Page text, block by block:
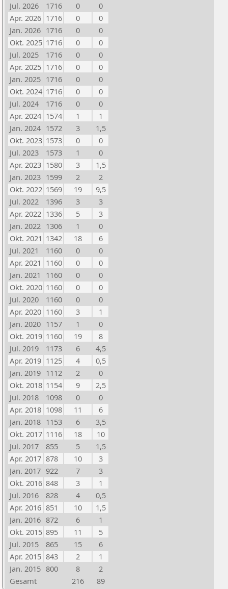
Jul. 2026
1716 0
0
Apr. 2026 1716 0
0
Jan. 2026 1716 0
0
Okt. 2025 1716 0
0
Jul. 2025
1716 0
0
Apr. 2025 1716 0
0
Jan. 2025 1716 0
0
Okt. 2024 1716 0
0
Jul. 2024
1716 0
0
Apr. 2024 1574 1
1
Jan. 2024 1572 3
1,5
Okt. 2023 1573 0
0
Jul. 2023
1573 1
0
Apr. 2023 1580 3
1,5
Jan. 2023 1599 2
2
Okt. 2022 1569 19
9,5
Jul. 2022
1396 3
3
Apr. 2022 1336 5
3
Jan. 2022 1306 1
0
Okt. 2021 1342 18
6
Jul. 2021
1160 0
0
Apr. 2021 1160 0
0
Jan. 2021
1160 0
0
Okt. 2020 1160 0
0
Jul. 2020
1160 0
0
Apr. 2020 1160 3
1
Jan. 2020 1157 1
0
Okt. 2019 1160 19
8
Jul. 2019
1173 6
4,5
Apr. 2019 1125 4
0,5
Jan. 2019 1112 2
0
Okt. 2018 1154 9
2,5
Jul. 2018
1098 0
0
Apr. 2018 1098 11
6
Jan. 2018 1153 6
3,5
Okt. 2017 1116 18
10
Jul. 2017
855 5
1,5
Apr. 2017 878 10
3
Jan. 2017 922 7
3
Okt. 2016 848 3
1
Jul. 2016
828 4
0,5
Apr. 2016 851 10
1,5
Jan. 2016 872 6
1
Okt. 2015 895 11
5
Jul. 2015
865 15
6
Apr. 2015 843 2
1
Jan. 2015 800 8
2
Gesamt
216 89